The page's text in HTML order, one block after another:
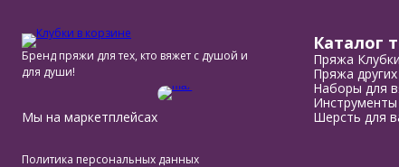
Бренд пряжи для тех, кто вяжет с душой и
для души!
Мы на маркетплейсах
Каталог
Пряжа
Пряжа
Наборы для
Шерсть для
Политика персональных данных